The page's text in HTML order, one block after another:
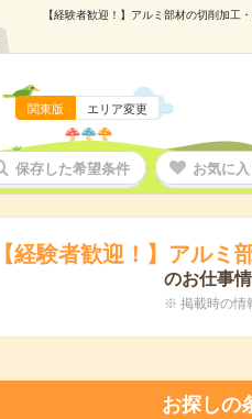
【経験者歓迎！】アルミ部材の切削加
関東版 エリア変更
保存した希望条件 お気に
【経験者歓迎！】アルミ
のお仕事
※ 掲載時の情
お探しの